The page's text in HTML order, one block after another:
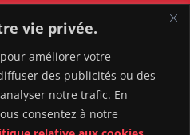
vie privée.
améliorer votre
des publicités ou des
notre trafic. En
consentez à notre